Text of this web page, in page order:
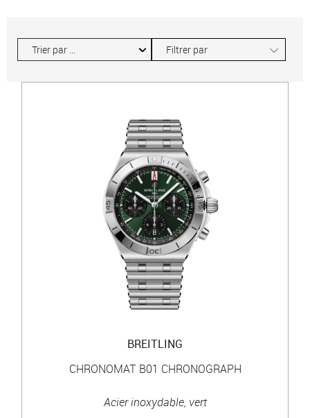
Filtrer par ∟
BREITLING
CHRONOMAT B01 CHRONOGRAPH
Acier inoxydable, vert